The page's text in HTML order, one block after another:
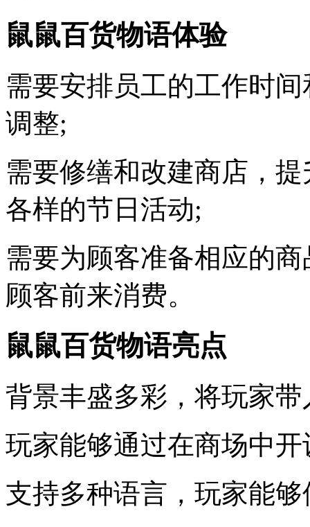
鼠鼠百货物语体验
需要安排员工的工作时
调整;
需要修缮和改建商店，
各样的节日活动;
需要为顾客准备相应的
顾客前来消费。
鼠鼠百货物语亮点
背景丰盛多彩，将玩家
玩家能够通过在商场中
支持多种语言，玩家能